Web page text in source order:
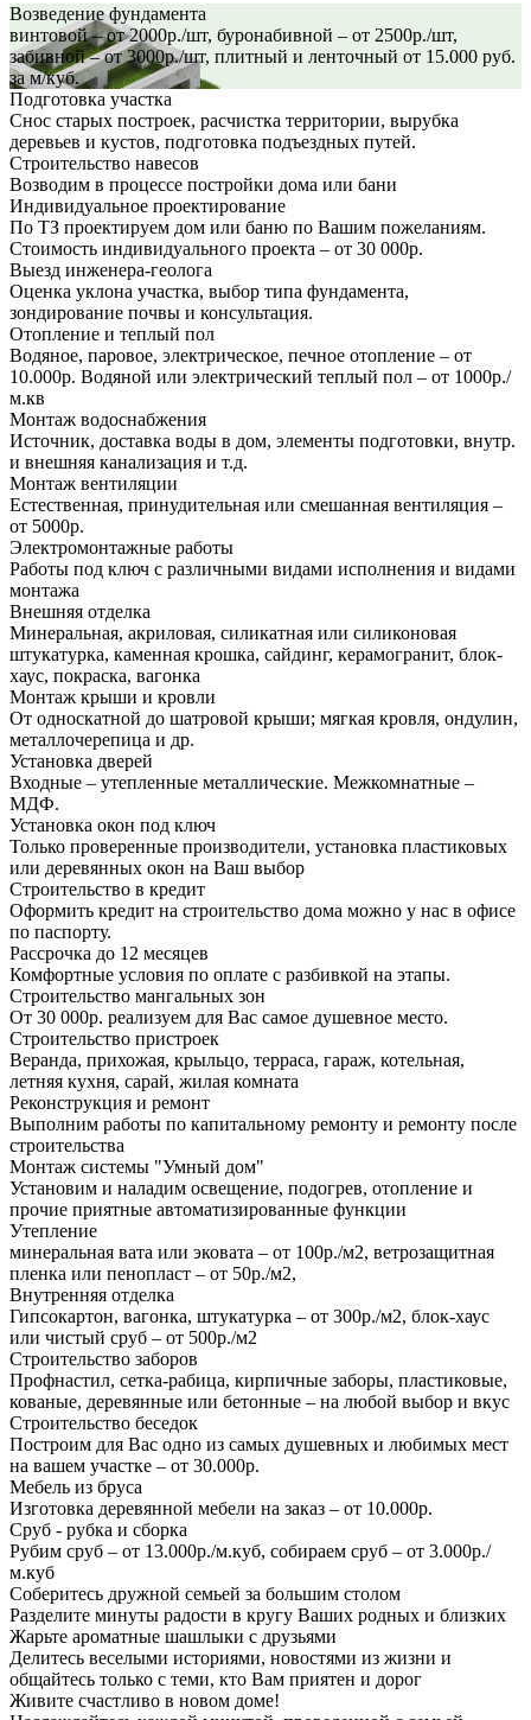
Возведение фундамента
винтовой – от 2000р./шт, буронабивной – от 2500р./шт,
забивной – от 3000р./шт, плитный и ленточный от 15.000 руб.
за м/куб.
Подготовка участка
Снос старых построек, расчистка территории, вырубка
деревьев и кустов, подготовка подъездных путей.
Строительство навесов
Возводим в процессе постройки дома или бани
Индивидуальное проектирование
По ТЗ проектируем дом или баню по Вашим пожеланиям.
Стоимость индивидуального проекта – от 30 000р.
Выезд инженера-геолога
Оценка уклона участка, выбор типа фундамента,
зондирование почвы и консультация.
Отопление и теплый пол
Водяное, паровое, электрическое, печное отопление – от
10.000р. Водяной или электрический теплый пол – от 1000р./
м.кв
Монтаж водоснабжения
Источник, доставка воды в дом, элементы подготовки, внутр.
и внешняя канализация и т.д.
Монтаж вентиляции
Естественная, принудительная или смешанная вентиляция –
от 5000р.
Электромонтажные работы
Работы под ключ с различными видами исполнения и видами
монтажа
Внешняя отделка
Минеральная, акриловая, силикатная или силиконовая
штукатурка, каменная крошка, сайдинг, керамогранит, блок-
хаус, покраска, вагонка
Монтаж крыши и кровли
От односкатной до шатровой крыши; мягкая кровля, ондулин,
металлочерепица и др.
Установка дверей
Входные – утепленные металлические. Межкомнатные –
МДФ.
Установка окон под ключ
Только проверенные производители, установка пластиковых
или деревянных окон на Ваш выбор
Строительство в кредит
Оформить кредит на строительство дома можно у нас в офисе
по паспорту.
Рассрочка до 12 месяцев
Комфортные условия по оплате с разбивкой на этапы.
Строительство мангальных зон
От 30 000р. реализуем для Вас самое душевное место.
Строительство пристроек
Веранда, прихожая, крыльцо, терраса, гараж, котельная,
летняя кухня, сарай, жилая комната
Реконструкция и ремонт
Выполним работы по капитальному ремонту и ремонту после
строительства
Монтаж системы "Умный дом"
Установим и наладим освещение, подогрев, отопление и
прочие приятные автоматизированные функции
Утепление
минеральная вата или эковата – от 100р./м2, ветрозащитная
пленка или пенопласт – от 50р./м2,
Внутренняя отделка
Гипсокартон, вагонка, штукатурка – от 300р./м2, блок-хаус
или чистый сруб – от 500р./м2
Строительство заборов
Профнастил, сетка-рабица, кирпичные заборы, пластиковые,
кованые, деревянные или бетонные – на любой выбор и вкус
Строительство беседок
Построим для Вас одно из самых душевных и любимых мест
на вашем участке – от 30.000р.
Мебель из бруса
Изготовка деревянной мебели на заказ – от 10.000р.
Сруб - рубка и сборка
Рубим сруб – от 13.000р./м.куб, собираем сруб – от 3.000р./
м.куб
Соберитесь дружной семьей за большим столом
Разделите минуты радости в кругу Ваших родных и близких
Жарьте ароматные шашлыки с друзьями
Делитесь веселыми историями, новостями из жизни и
общайтесь только с теми, кто Вам приятен и дорог
Живите счастливо в новом доме!